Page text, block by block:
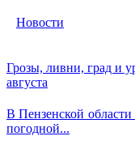
Новости
Грозы, ливни, град и
августа
В Пензенской области
погодной...